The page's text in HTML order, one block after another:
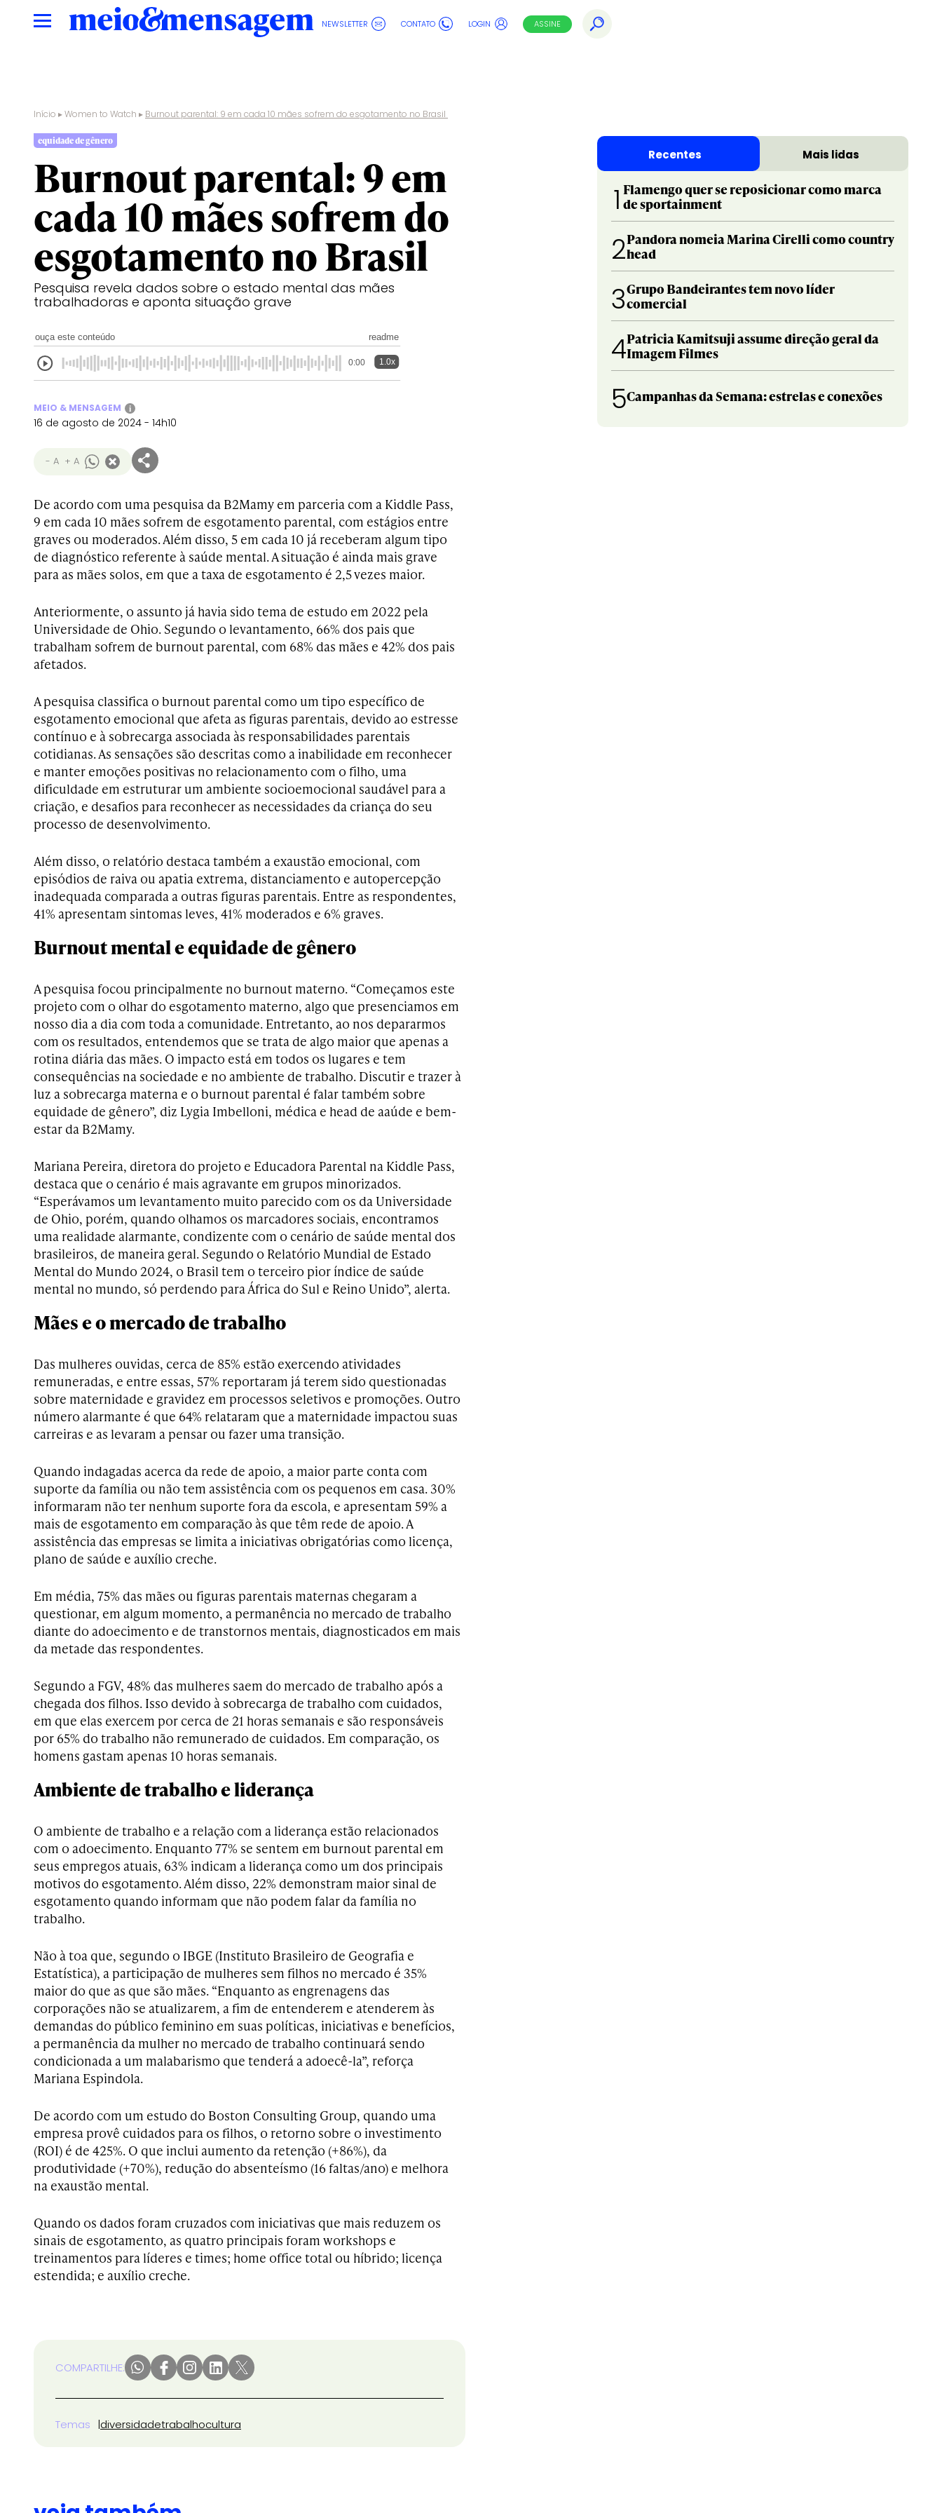
NEWSLETTER CONTATO LOGIN ASSINE
Início ▸Women to Watch ▸ Burnout parental: 9 em cada 10 mães sofrem do esgotamento no Brasil
equidade de gênero
Burnout parental: 9 em
cada 10 mães sofrem do
esgotamento no Brasil
Pesquisa revela dados sobre o estado mental das mães
trabalhadoras e aponta situação grave
ouça este conteúdo readme
0:00 1.0x
MEIO & MENSAGEM i
16 de agosto de 2024 - 14h10
- A + A
De acordo com uma pesquisa da B2Mamy em parceria com a Kiddle Pass,
9 em cada 10 mães sofrem de esgotamento parental, com estágios entre
graves ou moderados. Além disso, 5 em cada 10 já receberam algum tipo
de diagnóstico referente à saúde mental. A situação é ainda mais grave
para as mães solos, em que a taxa de esgotamento é 2,5 vezes maior.
Anteriormente, o assunto já havia sido tema de estudo em 2022 pela
Universidade de Ohio. Segundo o levantamento, 66% dos pais que
trabalham sofrem de burnout parental, com 68% das mães e 42% dos pais
afetados.
A pesquisa classifica o burnout parental como um tipo específico de
esgotamento emocional que afeta as figuras parentais, devido ao estresse
contínuo e à sobrecarga associada às responsabilidades parentais
cotidianas. As sensações são descritas como a inabilidade em reconhecer
e manter emoções positivas no relacionamento com o filho, uma
dificuldade em estruturar um ambiente socioemocional saudável para a
criação, e desafios para reconhecer as necessidades da criança do seu
processo de desenvolvimento.
Além disso, o relatório destaca também a exaustão emocional, com
episódios de raiva ou apatia extrema, distanciamento e autopercepção
inadequada comparada a outras figuras parentais. Entre as respondentes,
41% apresentam sintomas leves, 41% moderados e 6% graves.
Burnout mental e equidade de gênero
A pesquisa focou principalmente no burnout materno. “Começamos este
projeto com o olhar do esgotamento materno, algo que presenciamos em
nosso dia a dia com toda a comunidade. Entretanto, ao nos depararmos
com os resultados, entendemos que se trata de algo maior que apenas a
rotina diária das mães. O impacto está em todos os lugares e tem
consequências na sociedade e no ambiente de trabalho. Discutir e trazer à
luz a sobrecarga materna e o burnout parental é falar também sobre
equidade de gênero”, diz Lygia Imbelloni, médica e head de aaúde e bem-
estar da B2Mamy.
Mariana Pereira, diretora do projeto e Educadora Parental na Kiddle Pass,
destaca que o cenário é mais agravante em grupos minorizados.
“Esperávamos um levantamento muito parecido com os da Universidade
de Ohio, porém, quando olhamos os marcadores sociais, encontramos
uma realidade alarmante, condizente com o cenário de saúde mental dos
brasileiros, de maneira geral. Segundo o Relatório Mundial de Estado
Mental do Mundo 2024, o Brasil tem o terceiro pior índice de saúde
mental no mundo, só perdendo para África do Sul e Reino Unido”, alerta.
Mães e o mercado de trabalho
Das mulheres ouvidas, cerca de 85% estão exercendo atividades
remuneradas, e entre essas, 57% reportaram já terem sido questionadas
sobre maternidade e gravidez em processos seletivos e promoções. Outro
número alarmante é que 64% relataram que a maternidade impactou suas
carreiras e as levaram a pensar ou fazer uma transição.
Quando indagadas acerca da rede de apoio, a maior parte conta com
suporte da família ou não tem assistência com os pequenos em casa. 30%
informaram não ter nenhum suporte fora da escola, e apresentam 59% a
mais de esgotamento em comparação às que têm rede de apoio. A
assistência das empresas se limita a iniciativas obrigatórias como licença,
plano de saúde e auxílio creche.
Em média, 75% das mães ou figuras parentais maternas chegaram a
questionar, em algum momento, a permanência no mercado de trabalho
diante do adoecimento e de transtornos mentais, diagnosticados em mais
da metade das respondentes.
Segundo a FGV, 48% das mulheres saem do mercado de trabalho após a
chegada dos filhos. Isso devido à sobrecarga de trabalho com cuidados,
em que elas exercem por cerca de 21 horas semanais e são responsáveis
por 65% do trabalho não remunerado de cuidados. Em comparação, os
homens gastam apenas 10 horas semanais.
Ambiente de trabalho e liderança
O ambiente de trabalho e a relação com a liderança estão relacionados
com o adoecimento. Enquanto 77% se sentem em burnout parental em
seus empregos atuais, 63% indicam a liderança como um dos principais
motivos do esgotamento. Além disso, 22% demonstram maior sinal de
esgotamento quando informam que não podem falar da família no
trabalho.
Não à toa que, segundo o IBGE (Instituto Brasileiro de Geografia e
Estatística), a participação de mulheres sem filhos no mercado é 35%
maior do que as que são mães. “Enquanto as engrenagens das
corporações não se atualizarem, a fim de entenderem e atenderem às
demandas do público feminino em suas políticas, iniciativas e benefícios,
a permanência da mulher no mercado de trabalho continuará sendo
condicionada a um malabarismo que tenderá a adoecê-la”, reforça
Mariana Espindola.
De acordo com um estudo do Boston Consulting Group, quando uma
empresa provê cuidados para os filhos, o retorno sobre o investimento
(ROI) é de 425%. O que inclui aumento da retenção (+86%), da
produtividade (+70%), redução do absenteísmo (16 faltas/ano) e melhora
na exaustão mental.
Quando os dados foram cruzados com iniciativas que mais reduzem os
sinais de esgotamento, as quatro principais foram workshops e
treinamentos para líderes e times; home office total ou híbrido; licença
estendida; e auxílio creche.
COMPARTILHE:
Temas diversidadetrabalhocultura
Recentes Mais lidas
1 Flamengo quer se reposicionar como marca
de sportainment
2Pandora nomeia Marina Cirelli como country
head
3Grupo Bandeirantes tem novo líder
comercial
4Patricia Kamitsuji assume direção geral da
Imagem Filmes
5Campanhas da Semana: estrelas e conexões